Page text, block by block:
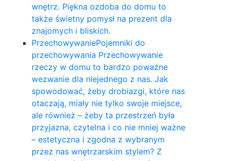
wnętrz. Piękna ozdoba do domu to
także świetny pomysł na prezent dla
znajomych i bliskich.
PrzechowywaniePojemniki do
przechowywania Przechowywanie
rzeczy w domu to bardzo poważne
wezwanie dla niejednego z nas. Jak
spowodować, żeby drobiazgi, które nas
otaczają, miały nie tylko swoje miejsce,
ale również – żeby ta przestrzeń była
przyjazna, czytelna i co nie mniej ważne
– estetyczna i zgodna z wybranym
przez nas wnętrzarskim stylem? Z